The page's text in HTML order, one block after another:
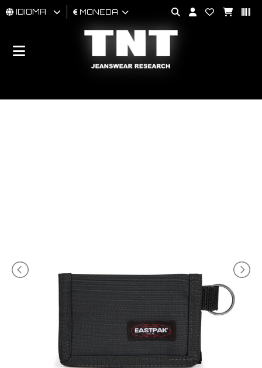
HOMBRES
BRAND
IDIOMA MONEDA